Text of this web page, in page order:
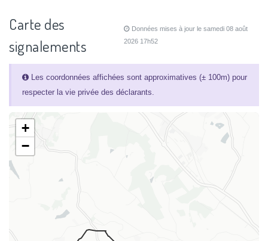
Carte des
signalements
Données mises à jour le samedi 08 août
2026 17h52
Les coordonnées affichées sont approximatives (± 100m) pour
respecter la vie privée des déclarants.
+
−